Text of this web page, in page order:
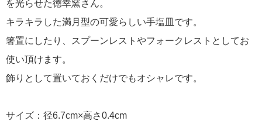
を光らせた徳幸窯さん。
キラキラした満月型の可愛らしい手塩皿です。
箸置にしたり、スプーンレストやフォークレストとしてお
使い頂けます。
飾りとして置いておくだけでもオシャレです。
サイズ：径6.7cm×高さ0.4cm